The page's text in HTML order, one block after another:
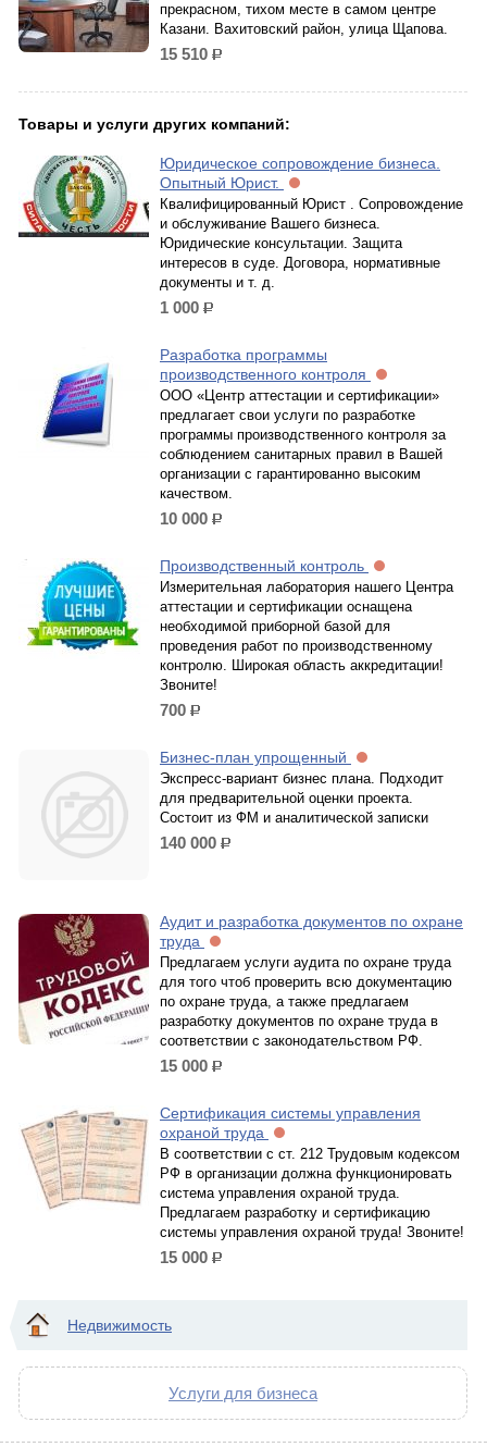
прекрасном, тихом месте в самом центре
Казани. Вахитовский район, улица Щапова.
15 510 р.
Товары и услуги других компаний:
Юридическое сопровождение бизнеса.
Опытный Юрист.
Квалифицированный Юрист . Сопровождение
и обслуживание Вашего бизнеса.
Юридические консультации. Защита
интересов в суде. Договора, нормативные
документы и т. д.
1 000 р.
Разработка программы
производственного контроля
ООО «Центр аттестации и сертификации»
предлагает свои услуги по разработке
программы производственного контроля за
соблюдением санитарных правил в Вашей
организации с гарантированно высоким
качеством.
10 000 р.
Производственный контроль
Измерительная лаборатория нашего Центра
аттестации и сертификации оснащена
необходимой приборной базой для
проведения работ по производственному
контролю. Широкая область аккредитации!
Звоните!
700 р.
Бизнес-план упрощенный
Экспресс-вариант бизнес плана. Подходит
для предварительной оценки проекта.
Состоит из ФМ и аналитической записки
140 000 р.
Аудит и разработка документов по охране
труда
Предлагаем услуги аудита по охране труда
для того чтоб проверить всю документацию
по охране труда, а также предлагаем
разработку документов по охране труда в
соответствии с законодательством РФ.
15 000 р.
Сертификация системы управления
охраной труда
В соответствии с ст. 212 Трудовым кодексом
РФ в организации должна функционировать
система управления охраной труда.
Предлагаем разработку и сертификацию
системы управления охраной труда! Звоните!
15 000 р.
Недвижимость
Услуги для бизнеса